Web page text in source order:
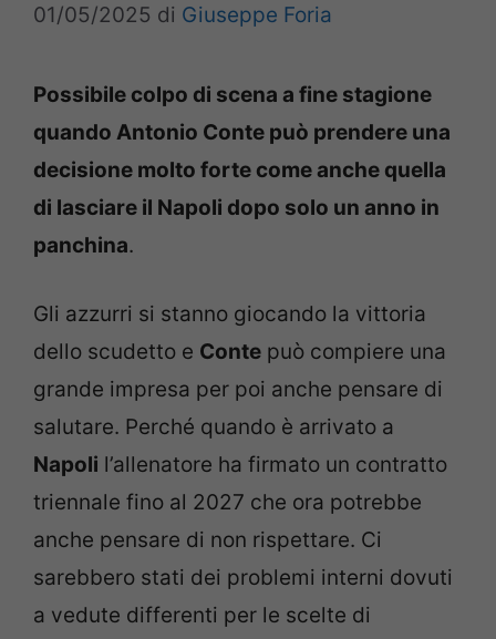
01/05/2025 di Giuseppe Foria
Possibile colpo di scena a fine stagione
quando Antonio Conte può prendere una
decisione molto forte come anche quella
di lasciare il Napoli dopo solo un anno in
panchina.
Gli azzurri si stanno giocando la vittoria
dello scudetto e Conte può compiere una
grande impresa per poi anche pensare di
salutare. Perché quando è arrivato a
Napoli l’allenatore ha firmato un contratto
triennale fino al 2027 che ora potrebbe
anche pensare di non rispettare. Ci
sarebbero stati dei problemi interni dovuti
a vedute differenti per le scelte di